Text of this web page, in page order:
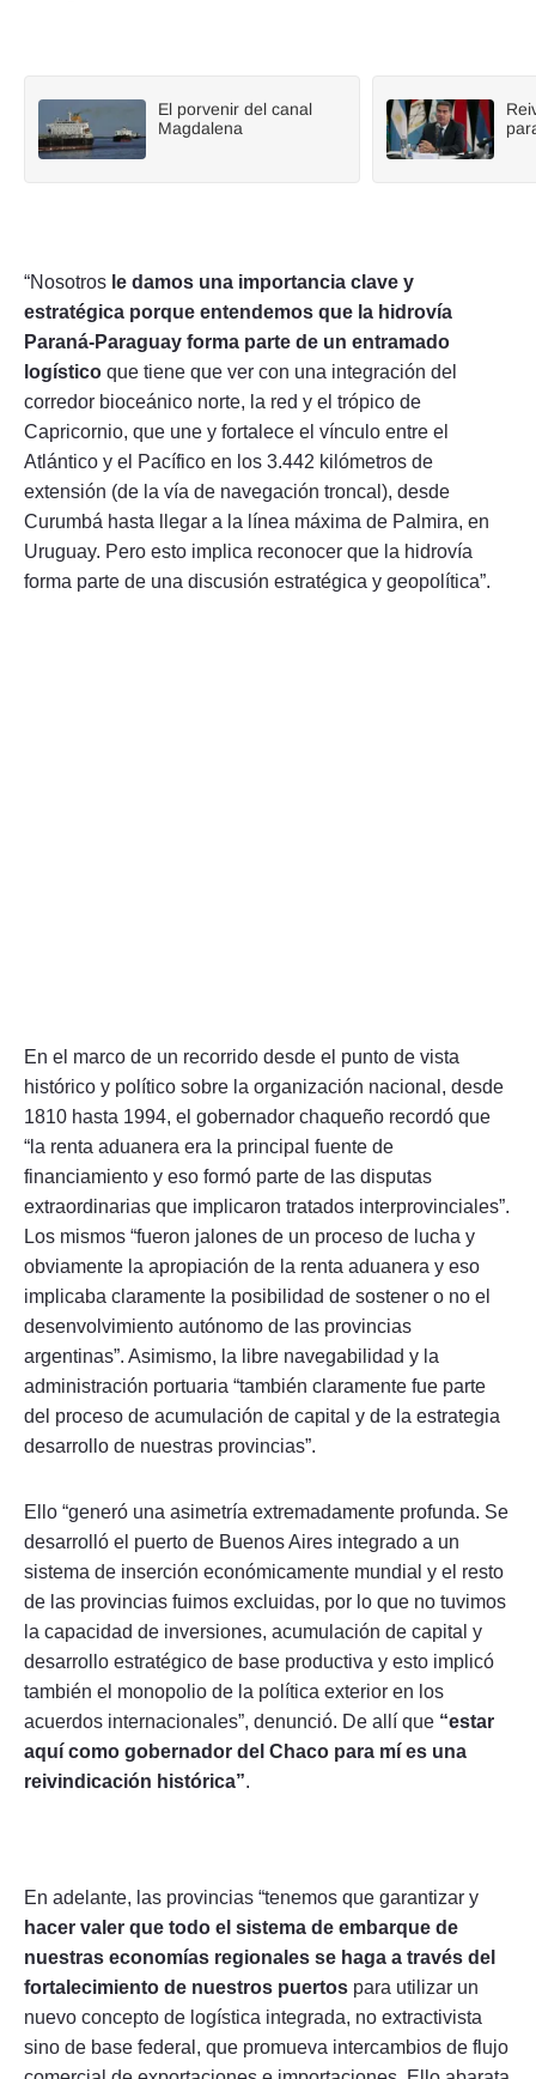
El porvenir del canal
Magdalena
“Nosotros le damos una importancia clave y
estratégica porque entendemos que la hidrovía
Paraná-Paraguay forma parte de un entramado
logístico que tiene que ver con una integración del
corredor bioceánico norte, la red y el trópico de
Capricornio, que une y fortalece el vínculo entre el
Atlántico y el Pacífico en los 3.442 kilómetros de
extensión (de la vía de navegación troncal), desde
Curumbá hasta llegar a la línea máxima de Palmira, en
Uruguay. Pero esto implica reconocer que la hidrovía
forma parte de una discusión estratégica y geopolítica”.
En el marco de un recorrido desde el punto de vista
histórico y político sobre la organización nacional, desde
1810 hasta 1994, el gobernador chaqueño recordó que
“la renta aduanera era la principal fuente de
financiamiento y eso formó parte de las disputas
extraordinarias que implicaron tratados interprovinciales”.
Los mismos “fueron jalones de un proceso de lucha y
obviamente la apropiación de la renta aduanera y eso
implicaba claramente la posibilidad de sostener o no el
desenvolvimiento autónomo de las provincias
argentinas”. Asimismo, la libre navegabilidad y la
administración portuaria “también claramente fue parte
del proceso de acumulación de capital y de la estrategia
desarrollo de nuestras provincias”.
Ello “generó una asimetría extremadamente profunda. Se
desarrolló el puerto de Buenos Aires integrado a un
sistema de inserción económicamente mundial y el resto
de las provincias fuimos excluidas, por lo que no tuvimos
la capacidad de inversiones, acumulación de capital y
desarrollo estratégico de base productiva y esto implicó
también el monopolio de la política exterior en los
acuerdos internacionales”, denunció. De allí que “estar
aquí como gobernador del Chaco para mí es una
reivindicación histórica”.
En adelante, las provincias “tenemos que garantizar y
hacer valer que todo el sistema de embarque de
nuestras economías regionales se haga a través del
fortalecimiento de nuestros puertos para utilizar un
nuevo concepto de logística integrada, no extractivista
sino de base federal, que promueva intercambios de flujo